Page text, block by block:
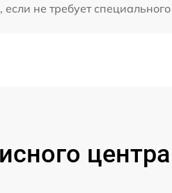
не требует
центра